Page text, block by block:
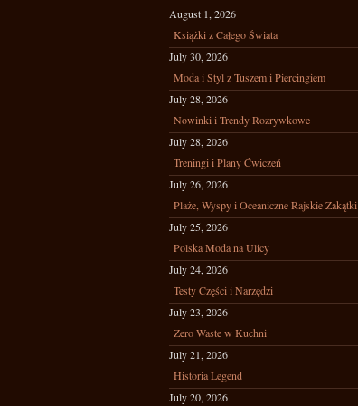
August 1, 2026
Książki z Całego Świata
July 30, 2026
Moda i Styl z Tuszem i Piercingiem
July 28, 2026
Nowinki i Trendy Rozrywkowe
July 28, 2026
Treningi i Plany Ćwiczeń
July 26, 2026
Plaże, Wyspy i Oceaniczne Rajskie Zakątki
July 25, 2026
Polska Moda na Ulicy
July 24, 2026
Testy Części i Narzędzi
July 23, 2026
Zero Waste w Kuchni
July 21, 2026
Historia Legend
July 20, 2026